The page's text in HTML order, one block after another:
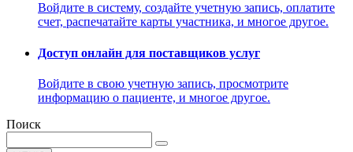
Войдите в систему, создайте учетную запись, оплатите
счет, распечатайте карты участника, и многое другое.
Доступ онлайн для поставщиков услуг
Войдите в свою учетную запись, просмотрите
информацию о пациенте, и многое другое.
Поиск